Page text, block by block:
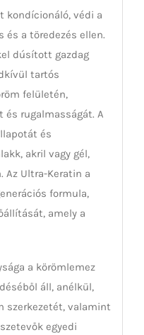
kondícionáló, védi a
és a töredezés ellen.
dúsított gazdag
tartós
felületén,
és rugalmasságát. A
és
akril vagy gél,
Az Ultra-Keratin a
formula,
amely a
a körömlemez
áll, anélkül,
szerkezetét, valamint
egyedi